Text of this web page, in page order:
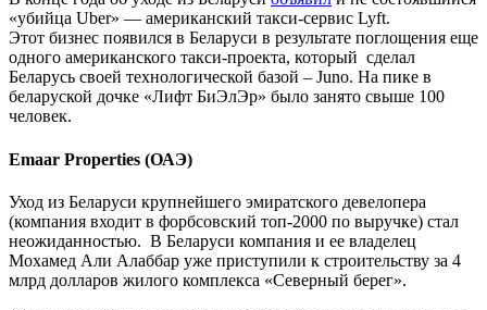
«убийца Uber» — американский такси-сервис Lyft.
Этот бизнес появился в Беларуси в результате поглощения еще
одного американского такси-проекта, который сделал
Беларусь своей технологической базой – Juno. На пике в
беларуской дочке «Лифт БиЭлЭр» было занято свыше 100
человек.
Emaar Properties (ОАЭ)
Уход из Беларуси крупнейшего эмиратского девелопера
(компания входит в форбсовский топ-2000 по выручке) стал
неожиданностью. В Беларуси компания и ее владелец
Мохамед Али Алаббар уже приступили к строительству за 4
млрд долларов жилого комплекса «Северный берег».